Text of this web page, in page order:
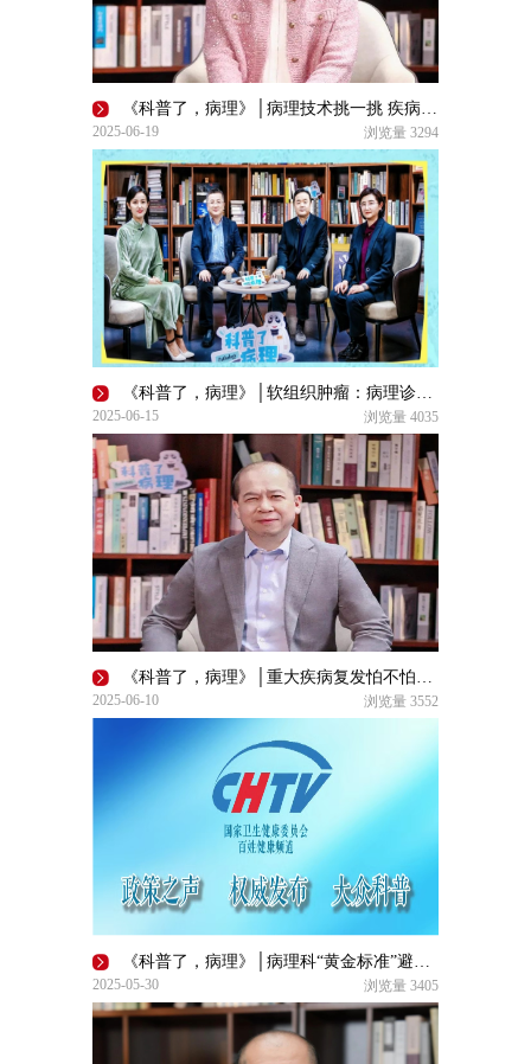
《科普了，病理》│病理技术挑一挑 疾病诊断没烦恼 选择依据全知晓！
2025-06-19 浏览量 3294
《科普了，病理》│软组织肿瘤：病理诊断的“硬茬”
2025-06-15 浏览量 4035
《科普了，病理》│重大疾病复发怕不怕？病理技术来“找茬”
2025-06-10 浏览量 3552
《科普了，病理》│病理科“黄金标准”避雷指南：双人双锁管毒剂，通关密码在质控
2025-05-30 浏览量 3405